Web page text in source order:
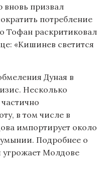
вновь призвал
потребление
Тофан раскритиковал
«Кишинев светится
Дуная в
Несколько
в том числе в
импортирует около
Подробнее о
угрожает Молдове